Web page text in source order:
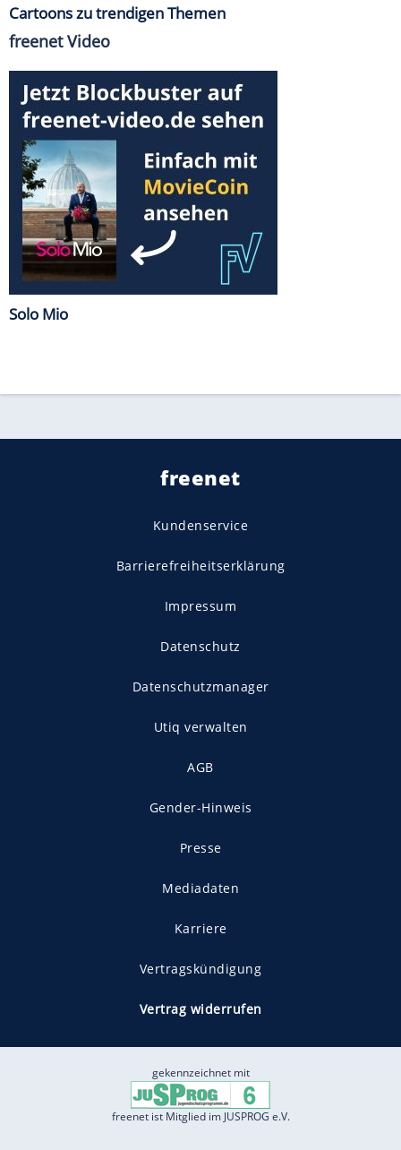
Cartoons zu trendigen Themen
freenet Video
Solo Mio
freenet
Kundenservice
Barrierefreiheitserklärung
Impressum
Datenschutz
Datenschutzmanager
Utiq verwalten
AGB
Gender-Hinweis
Presse
Mediadaten
Karriere
Vertragskündigung
Vertrag widerrufen
gekennzeichnet mit
freenet ist Mitglied im JUSPROG e.V.